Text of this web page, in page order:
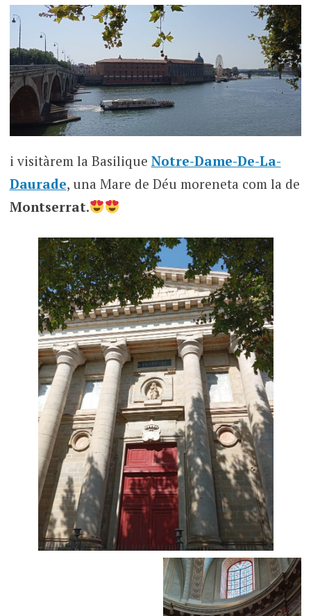
i visitàrem la Basilique Notre-Dame-De-La-
Daurade, una Mare de Déu moreneta com la de
Montserrat.